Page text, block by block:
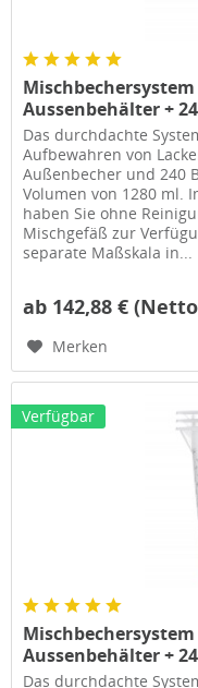
Aussenbehälter +
Das durchdachte
Aufbewahren von
Außenbecher und 240
Volumen von 1280 ml.
haben Sie ohne
Mischgefäß zur
separate Maßskala in...
ab 142,88 €
Merken
Verfügbar
Mischbechersystem
Aussenbehälter +
Das durchdachte